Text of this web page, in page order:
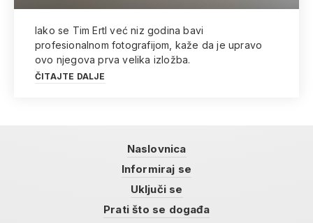
Iako se Tim Ertl već niz godina bavi
profesionalnom fotografijom, kaže da je upravo
ovo njegova prva velika izložba.
ČITAJTE DALJE
Naslovnica
Informiraj se
Uključi se
Prati što se događa